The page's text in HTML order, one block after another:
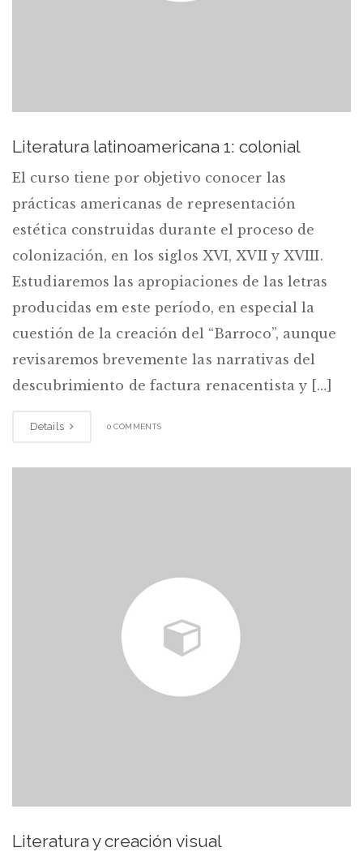
Literatura latinoamericana 1: colonial
El curso tiene por objetivo conocer las
prácticas americanas de representación
estética construidas durante el proceso de
colonización, en los siglos XVI, XVII y XVIII.
Estudiaremos las apropiaciones de las letras
producidas em este período, en especial la
cuestión de la creación del “Barroco”, aunque
revisaremos brevemente las narrativas del
descubrimiento de factura renacentista y […]
Details 0 COMMENTS
Literatura y creación visual